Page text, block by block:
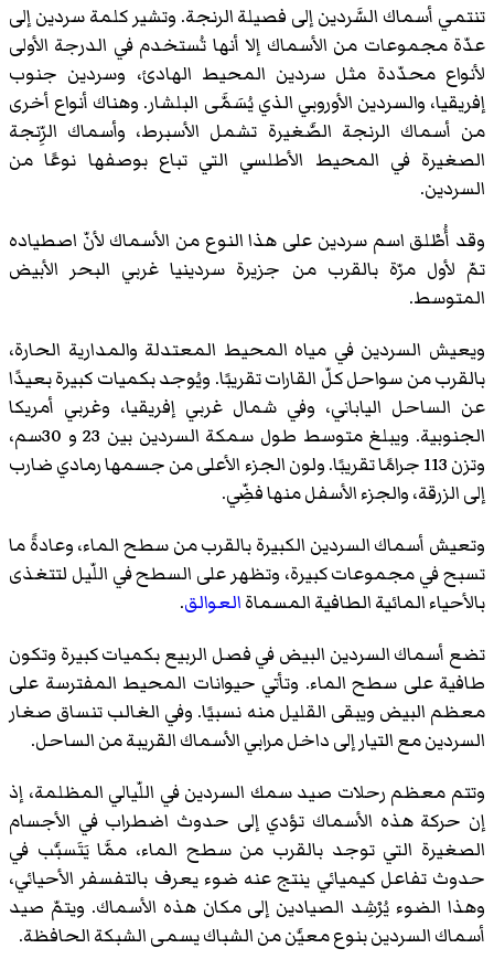
تنتمي أسماك السَّردين إلى فصيلة الرنجة. وتشير كلمة سردين إلى
عدّة مجموعات من الأسماك إلا أنها تُستخدم في الدرجة الأولى
لأنواع محدّدة مثل سردين المحيط الهادئ، وسردين جنوب
إفريقيا، والسردين الأوروبي الذي يُسَمَّى البلشار. وهناك أنواع أخرى
من أسماك الرنجة الصَّغيرة تشمل الأسبرط، وأسماك الرِّنجة
الصغيرة في المحيط الأطلسي التي تباع بوصفها نوعًا من
السردين.
وقد أُطْلق اسم سردين على هذا النوع من الأسماك لأنّ اصطياده
تمّ لأول مرّة بالقرب من جزيرة سردينيا غربي البحر الأبيض
المتوسط.
ويعيش السردين في مياه المحيط المعتدلة والمدارية الحارة،
بالقرب من سواحل كلّ القارات تقريبًا. ويُوجد بكميات كبيرة بعيدًا
عن الساحل الياباني، وفي شمال غربي إفريقيا، وغربي أمريكا
الجنوبية. ويبلغ متوسط طول سمكة السردين بين 23 و 30سم،
وتزن 113 جرامًا تقريبًا. ولون الجزء الأعلى من جسمها رمادي ضارب
إلى الزرقة، والجزء الأسفل منها فضِّي.
وتعيش أسماك السردين الكبيرة بالقرب من سطح الماء، وعادةً ما
تسبح في مجموعات كبيرة، وتظهر على السطح في اللّيل لتتغذى
بالأحياء المائية الطافية المسماةالعوالق.
تضع أسماك السردين البيض في فصل الربيع بكميات كبيرة وتكون
طافية على سطح الماء. وتأتي حيوانات المحيط المفترسة على
معظم البيض ويبقى القليل منه نسبيًا. وفي الغالب تنساق صغار
السردين مع التيار إلى داخل مرابي الأسماك القريبة من الساحل.
وتتم معظم رحلات صيد سمك السردين في اللّيالي المظلمة، إذ
إن حركة هذه الأسماك تؤدي إلى حدوث اضطراب في الأجسام
الصغيرة التي توجد بالقرب من سطح الماء، ممَّا يَتَسبَّب في
حدوث تفاعل كيميائي ينتج عنه ضوء يعرف بالتفسفر الأحيائي،
وهذا الضوء يُرْشِد الصيادين إلى مكان هذه الأسماك. ويتمّ صيد
أسماك السردين بنوع معيَّن من الشباك يسمى الشبكة الحافظة.